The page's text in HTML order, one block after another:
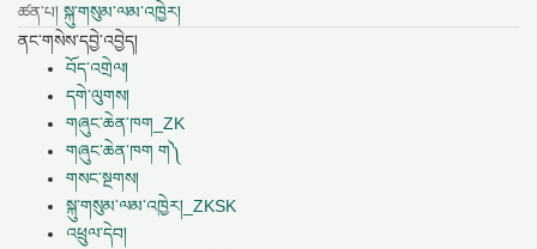
ཚན་པ། སྐུ་གསུམ་ལམ་འཁྱེར།
ནང་གསེས་དབྱེ་འབྱེད།
བོད་འགྲེལ།
དགེ་ལུགས།
གཞུང་ཆེན་ཁག_ZK
གཞུང་ཆེན་ཁག ག༽
གསང་སྔགས།
སྐུ་གསུམ་ལམ་འཁྱེར།_ZKSK
འཕྲུལ་དེབ།